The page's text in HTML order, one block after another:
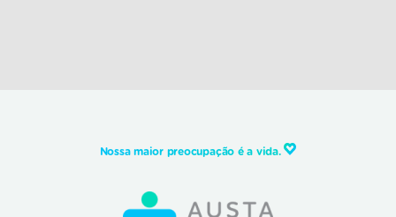
Nossa maior preocupação é a vida.